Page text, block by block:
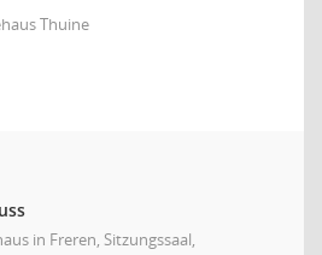
Thuine
in Freren, Sitzungssaal,